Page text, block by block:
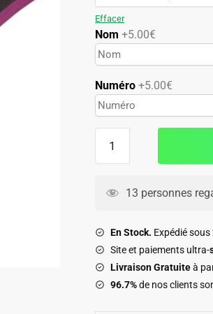
Effacer
Nom +5.00€
Numéro+5.00€
Galatasaray
2026
2027
13 personnes
En Stock. Expédié sous
Site et paiements ultra-
Livraison Gratuiteà
96.7%de nos clients